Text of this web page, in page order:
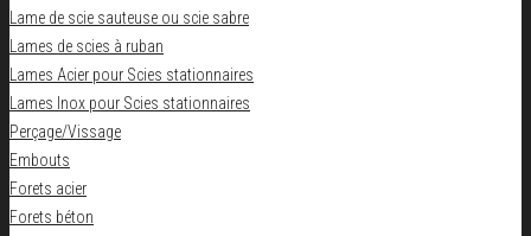
Lame de scie sauteuse ou scie sabre
Lames de scies à ruban
Lames Acier pour Scies stationnaires
Lames Inox pour Scies stationnaires
Perçage/Vissage
Embouts
Forets acier
Forets béton